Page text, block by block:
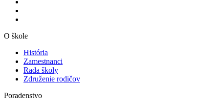
O škole
História
Zamestnanci
Rada školy
Združenie rodičov
Poradenstvo